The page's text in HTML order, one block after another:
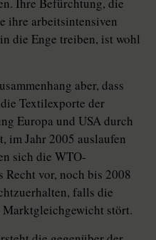
Ihre Befürchtung, die
ihre arbeitsintensiven
die Enge treiben, ist wohl
aber, dass
Textilexporte der
Europa und USA durch
im Jahr 2005 auslaufen
sich die WTO-
vor, noch bis 2008
falls die
stört.